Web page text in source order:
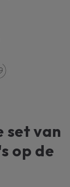
set van
op de